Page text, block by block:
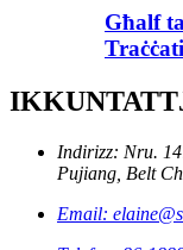
Għalf
Indirizz: Nru.
Pujiang, Belt
Email: